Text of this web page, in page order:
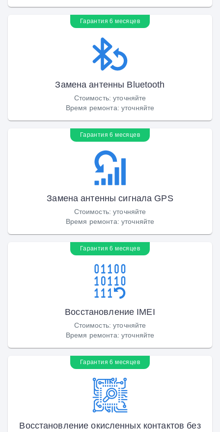
Гарантия 6 месяцев
Замена антенны Bluetooth
Стоимость:уточняйте
Время ремонта: уточняйте
Гарантия 6 месяцев
Замена антенны сигнала GPS
Стоимость:уточняйте
Время ремонта: уточняйте
Гарантия 6 месяцев
Восстановление IMEI
Стоимость:уточняйте
Время ремонта: уточняйте
Гарантия 6 месяцев
Восстановление окисленных контактов без